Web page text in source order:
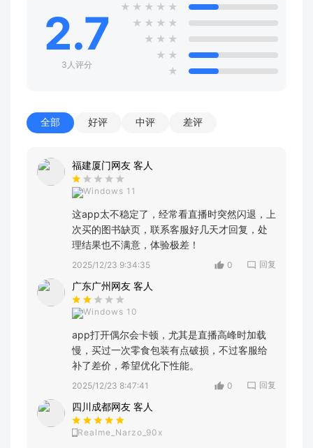
2.7
3人评分
★ ★ ★ ★ ★
★ ★ ★ ★
★ ★ ★
★ ★
★
全部 好评 中评 差评
福建厦门网友 客人
Windows 11
这app太不稳定了，经常看直播时突然闪退，上
次买的图书缺页，联系客服好几天才回复，处
理结果也不满意，体验极差！
2025/12/23 9:34:35 0 回复
广东广州网友 客人
Windows 10
app打开偶尔会卡顿，尤其是直播高峰时加载
慢，买过一次零食包装有点破损，不过客服给
补了差价，希望优化下性能。
2025/12/23 8:47:41 0 回复
四川成都网友 客人
Realme_Narzo_90x